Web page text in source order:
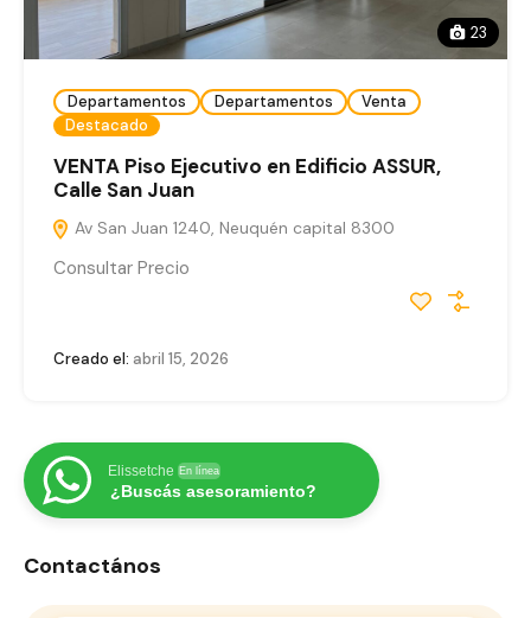
23
Departamentos Departamentos
Venta
Destacado
VENTA Piso Ejecutivo en Edificio ASSUR,
Calle San Juan
Av San Juan 1240, Neuquén capital 8300
Consultar Precio
Creado el: abril 15, 2026
Elissetche En línea
¿Buscás asesoramiento?
Contactános